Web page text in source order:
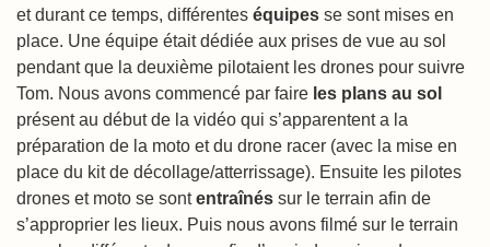
et durant ce temps, différentes équipes se sont mises en
place. Une équipe était dédiée aux prises de vue au sol
pendant que la deuxième pilotaient les drones pour suivre
Tom. Nous avons commencé par faire les plans au sol
présent au début de la vidéo qui s’apparentent a la
préparation de la moto et du drone racer (avec la mise en
place du kit de décollage/atterrissage). Ensuite les pilotes
drones et moto se sontentraînés sur le terrain afin de
s’approprier les lieux. Puis nous avons filmé sur le terrain